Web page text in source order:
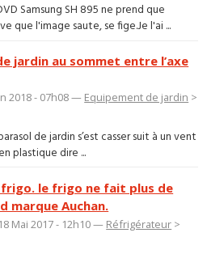
Samsung SH 895 ne prend que
que l'image saute, se fige.Je l'ai ...
jardin au sommet entre l’axe
2018 - 07h08 — Equipement de jardin >
de jardin s’est casser suit à un vent
plastique dire ...
frigo. le frigo ne fait plus de
marque Auchan.
Mai 2017 - 12h10 — Réfrigérateur >